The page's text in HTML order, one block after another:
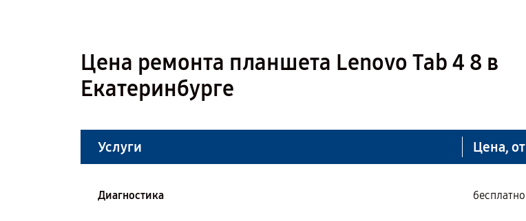
Цена ремонта планшета Lenovo Tab 4 8 в
Екатеринбурге
Услуги Цена, от
Диагностика бесплатно